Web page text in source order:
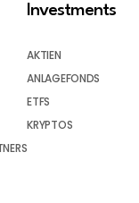
Investments
AKTIEN
ANLAGEFONDS
ETFS
KRYPTOS